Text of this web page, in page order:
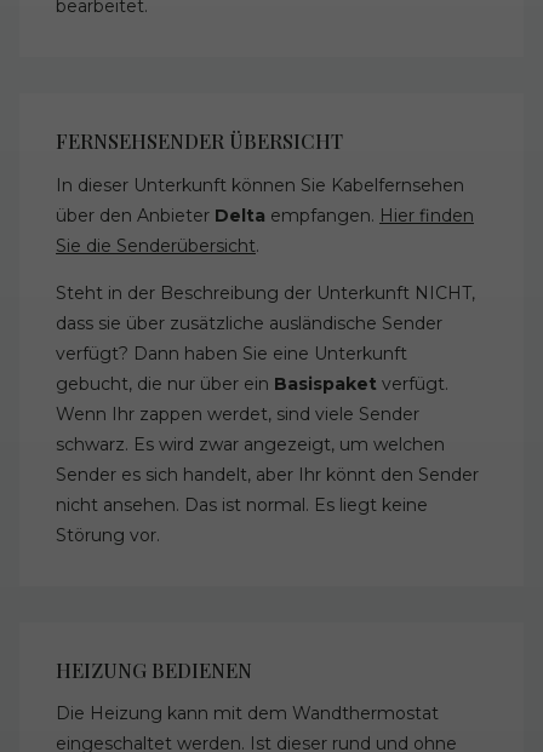
bearbeitet.
FERNSEHSENDER ÜBERSICHT
In dieser Unterkunft können Sie Kabelfernsehen
über den Anbieter Delta empfangen. Hier finden
Sie die Senderübersicht.
Steht in der Beschreibung der Unterkunft NICHT,
dass sie über zusätzliche ausländische Sender
verfügt? Dann haben Sie eine Unterkunft
gebucht, die nur über ein Basispaket verfügt.
Wenn Ihr zappen werdet, sind viele Sender
schwarz. Es wird zwar angezeigt, um welchen
Sender es sich handelt, aber Ihr könnt den Sender
nicht ansehen. Das ist normal. Es liegt keine
Störung vor.
HEIZUNG BEDIENEN
Die Heizung kann mit dem Wandthermostat
eingeschaltet werden. Ist dieser rund und ohne